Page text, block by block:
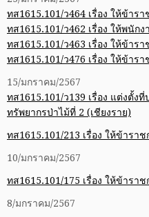
ทส1615.101/ว464 เรื่อง ให้ข้าร
ทส1615.101/ว462 เรื่อง ให้พนัก
ทส1615.101/ว463 เรื่อง ให้ข้าร
ทส1615.101/ว476 เรื่อง ให้ข้าร
15/มกราคม/2567
ทส1615.101/ว139 เรื่อง แต่งตั้ง
ทรัพยากรป่าไม้ที่ 2 (เชียงราย)
ทส1615.101/213 เรื่อง ให้ข้ารา
10/มกราคม/2567
ทส1615.101/175 เรื่อง ให้ข้ารา
8/มกราคม/2567